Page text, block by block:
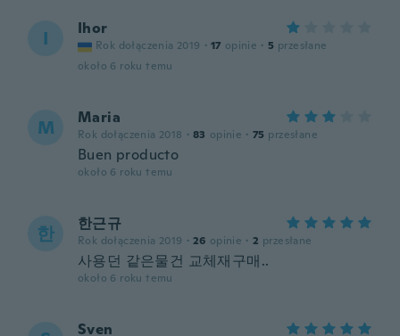
I Ihor
Rok dołączenia 2019 · 17 opinie · 5 przesłane
około 6 roku temu
M Maria
Rok dołączenia 2018 · 83 opinie · 75 przesłane
Buen producto
około 6 roku temu
한 한근규
Rok dołączenia 2019 · 26 opinie · 2 przesłane
사용던 같은물건 교체재구매..
około 6 roku temu
Sven